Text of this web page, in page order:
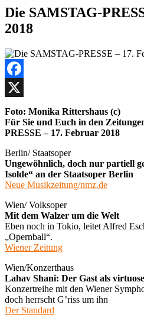
Die SAMSTAG-
2018
Facebook
X
Foto: Monika Rittershaus (c)
Für Sie und Euch in den
PRESSE – 17. Februar 2018
Berlin/ Staatsoper
Ungewöhnlich, doch nur partiell
Isolde“ an der Staatsoper Berlin
Neue Musikzeitung/nmz.de
Wien/ Volksoper
Mit dem Walzer um die Welt
Eben noch in Tokio, leitet Alfred
„Opernball“.
Wiener Zeitung
Wien/Konzerthaus
Lahav Shani: Der Gast als
Konzertreihe mit den Wiener
doch herrscht G’riss um ihn
Der Standard